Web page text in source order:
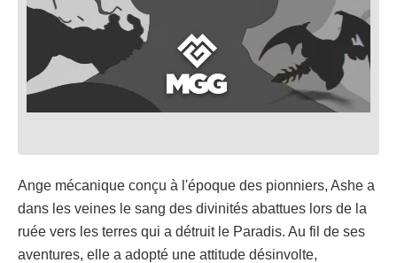
Ange mécanique conçu à l'époque des pionniers, Ashe a
dans les veines le sang des divinités abattues lors de la
ruée vers les terres qui a détruit le Paradis. Au fil de ses
aventures, elle a adopté une attitude désinvolte,